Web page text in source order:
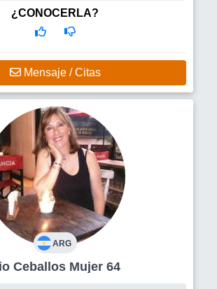
¿CONOCERLA?
Mensaje / Citas
ARG
Rio Ceballos Mujer 64